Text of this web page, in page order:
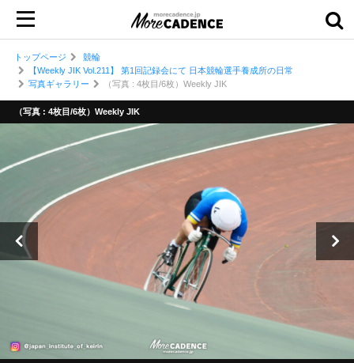
トップページ
競輪
【Weekly JIK Vol.211】 第1回記録会にて 日本競輪選手養成所の日常
写真ギャラリー
（写真 : 4枚目/6枚）Weekly JIK
（写真 : 4枚目/6枚）Weekly JIK